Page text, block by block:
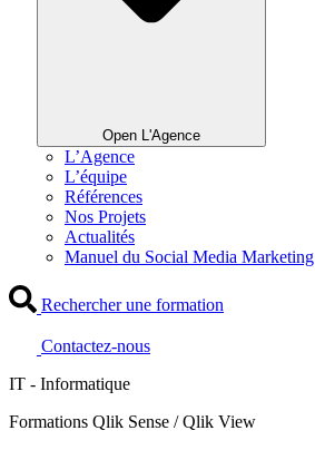
Open L'Agence
L’Agence
L’équipe
Références
Nos Projets
Actualités
Manuel du Social Media Marketing
Rechercher une formation
Contactez-nous
IT - Informatique
Formations Qlik Sense / Qlik View